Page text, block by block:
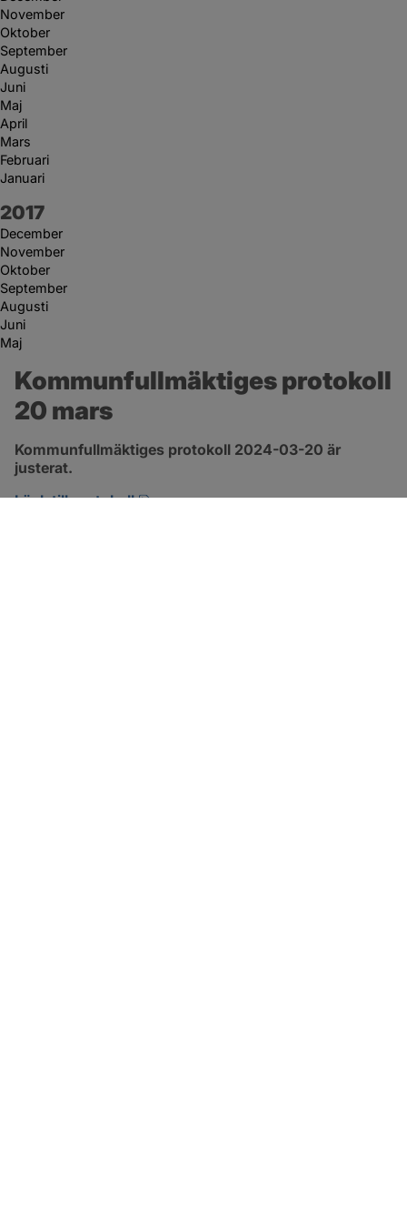
November
Oktober
September
Augusti
Juni
Maj
April
Mars
Februari
Januari
År:
2017
December
November
Oktober
September
Augusti
Juni
Maj
Kommunfullmäktiges protokoll
20 mars
Kommunfullmäktiges protokoll 2024-03-20 är
justerat.
Länk till protokoll
pdf, 317.5 kB, öppnas i nytt fönster.